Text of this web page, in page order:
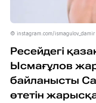
© instagram.com/ismagulov_damir
Ресейдегі
Ысмағұлов
байланысты
өтетін